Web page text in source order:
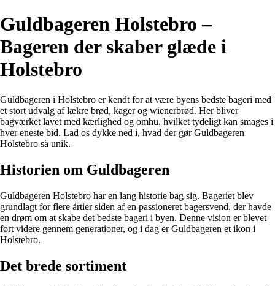
Guldbageren Holstebro –
Bageren der skaber glæde i
Holstebro
Guldbageren i Holstebro er kendt for at være byens bedste bageri med
et stort udvalg af lækre brød, kager og wienerbrød. Her bliver
bagværket lavet med kærlighed og omhu, hvilket tydeligt kan smages i
hver eneste bid. Lad os dykke ned i, hvad der gør Guldbageren
Holstebro så unik.
Historien om Guldbageren
Guldbageren Holstebro har en lang historie bag sig. Bageriet blev
grundlagt for flere årtier siden af en passioneret bagersvend, der havde
en drøm om at skabe det bedste bageri i byen. Denne vision er blevet
ført videre gennem generationer, og i dag er Guldbageren et ikon i
Holstebro.
Det brede sortiment